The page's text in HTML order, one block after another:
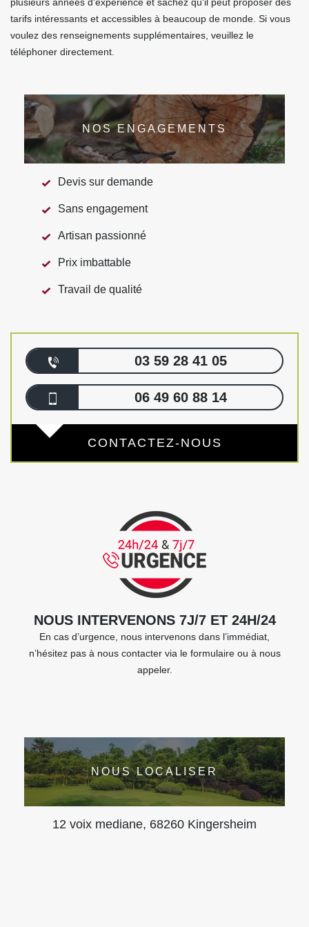
plusieurs années d'expérience et sachez qu'il peut proposer des
tarifs intéressants et accessibles à beaucoup de monde. Si vous
voulez des renseignements supplémentaires, veuillez le
téléphoner directement.
NOS ENGAGEMENTS
Devis sur demande
Sans engagement
Artisan passionné
Prix imbattable
Travail de qualité
03 59 28 41 05
06 49 60 88 14
CONTACTEZ-NOUS
NOUS INTERVENONS 7J/7 ET 24H/24
En cas d’urgence, nous intervenons dans l’immédiat,
n’hésitez pas à nous contacter via le formulaire ou à nous
appeler.
NOUS LOCALISER
12 voix mediane, 68260 Kingersheim